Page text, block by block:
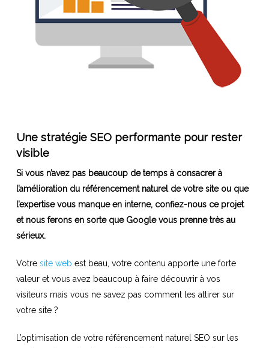
Une stratégie SEO performante pour rester
visible
Si vous n’avez pas beaucoup de temps à consacrer à
l’amélioration du référencement naturel de votre site ou que
l’expertise vous manque en interne, confiez-nous ce projet
et nous ferons en sorte que Google vous prenne très au
sérieux.
Votre site web est beau, votre contenu apporte une forte
valeur et vous avez beaucoup à faire découvrir à vos
visiteurs mais vous ne savez pas comment les attirer sur
votre site ?
L’optimisation de votre référencement naturel SEO sur les